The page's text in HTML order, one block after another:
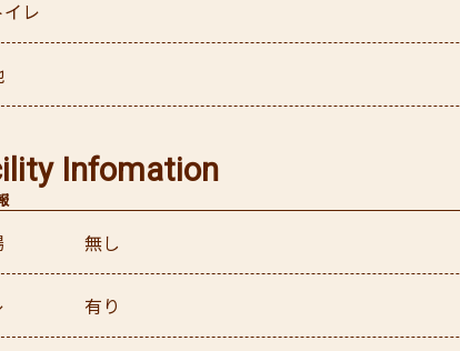
レ
Infomation
無し
有り